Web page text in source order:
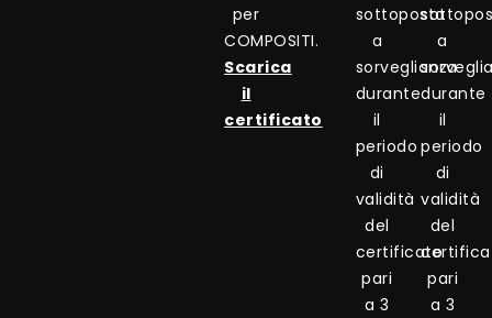
per
COMPOSITI.
Scarica
il
certificato
sottoposta
a
sorveglianza
durante
il
periodo
di
validità
del
certificato
pari
a 3
a
durante
il
periodo
di
validità
del
pari
a 3